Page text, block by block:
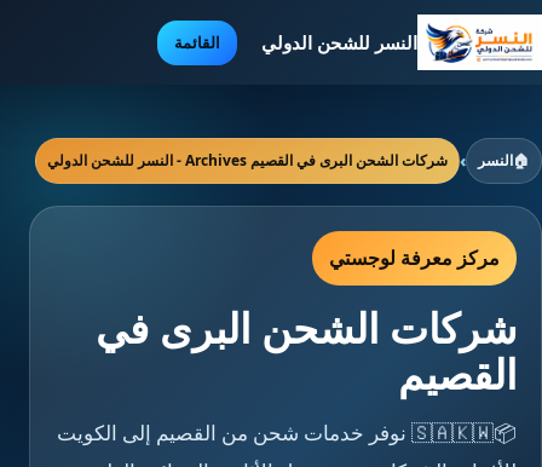
النسر للشحن الدولي القائمة
🏠النسر › شركات الشحن البرى في القصيم Archives - النسر للشحن الدولي
مركز معرفة لوجستي
شركات الشحن البرى في
القصيم
📦🇸🇦🇰🇼 نوفر خدمات شحن من القصيم إلى الكويت